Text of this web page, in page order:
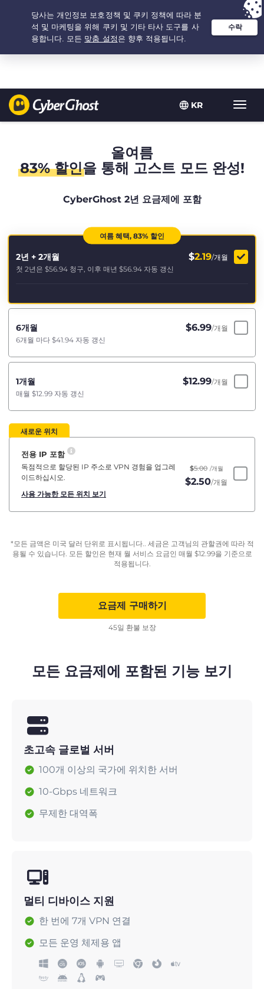
KR
탐
색
추천 옵션: 최저가 - 2.1666666666667년 $ 2.19 /개월
올여름
83% 할인을 통해 고스트 모드 완성!
CyberGhost 2년 요금제에 포함
여름 혜택, 83% 할인
2년 + 2개월 $2.19/개월
첫 2년은 $56.94 청구, 이후 매년 $56.94 자동 갱신
6개월 $6.99/개월
6개월 마다 $41.94 자동 갱신
1개월 $12.99/개월
매월 $12.99 자동 갱신
새로운 위치
전용 IP 포함
독점적으로 할당된 IP 주소로 VPN 경험을 업그레
이드하십시오.
사용 가능한 모든 위치 보기
$5.00 /개월
$2.50/개월
*모든 금액은 미국 달러 단위로 표시됩니다.. 세금은 고객님의 관할권에 따라 적
용될 수 있습니다. 모든 할인은 현재 월 서비스 요금인 매월 $12.99을 기준으로
적용됩니다.
요금제 구매하기
45일 환불 보장
모든 요금제에 포함된 기능 보기
초고속 글로벌 서버
100개 이상의 국가에 위치한 서버
10-Gbps 네트워크
무제한 대역폭
멀티 디바이스 지원
한 번에 7개 VPN 연결
모든 운영 체제용 앱